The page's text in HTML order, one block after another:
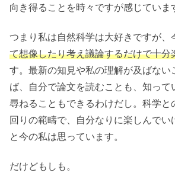
向き得ることを時々ですが感じていま
つまり私は自然科学は大好きですが、
て想像したり考え議論するだけで十分
す。最新の知見や私の理解が及ばない
ば、自分で論文を読むことも、知って
尋ねることもできるわけだし。科学と
回りの範疇で、自分なりに楽しんでい
と今の私は思っています。
だけどもしも。